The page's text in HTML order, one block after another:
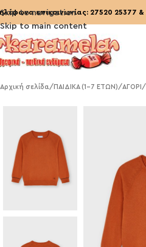
Skip to navigation
Skip to main content
επικοινωνίας: 27520 25377 &
Αρχική σελίδα/ ΠΑΙΔΙΚΑ (1-7 ΕΤΩΝ)/ΑΓΟΡΙ /